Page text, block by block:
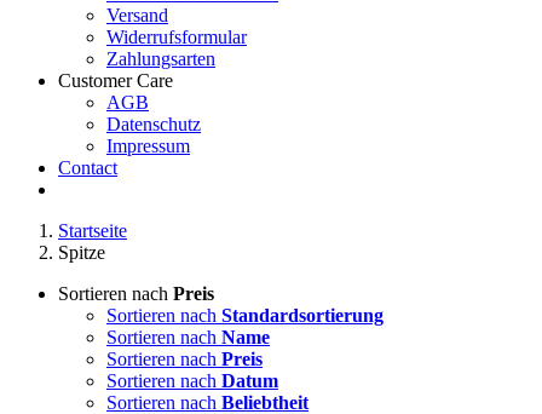
Versand
Widerrufsformular
Zahlungsarten
Customer Care
AGB
Datenschutz
Impressum
Contact
Startseite
Spitze
Sortieren nach Preis
Sortieren nach Standardsortierung
Sortieren nach Name
Sortieren nach Preis
Sortieren nach Datum
Sortieren nach Beliebtheit